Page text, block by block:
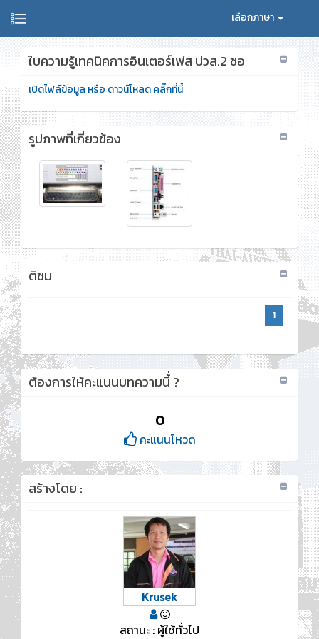
เลือกภาษา
ใบความรู้เทคนิคการอินเตอร์เฟส ปวส.2 ชอ
เปิดไฟล์ข้อมูล หรือ ดาวน์โหลด คลิ๊กที่นี้
รูปภาพที่เกี่ยวข้อง
ติชม
1
ต้องการให้คะแนนบทความนี้่ ?
0
คะแนนโหวด
สร้างโดย :
Krusek
สถานะ : ผู้ใช้ทั่วไป